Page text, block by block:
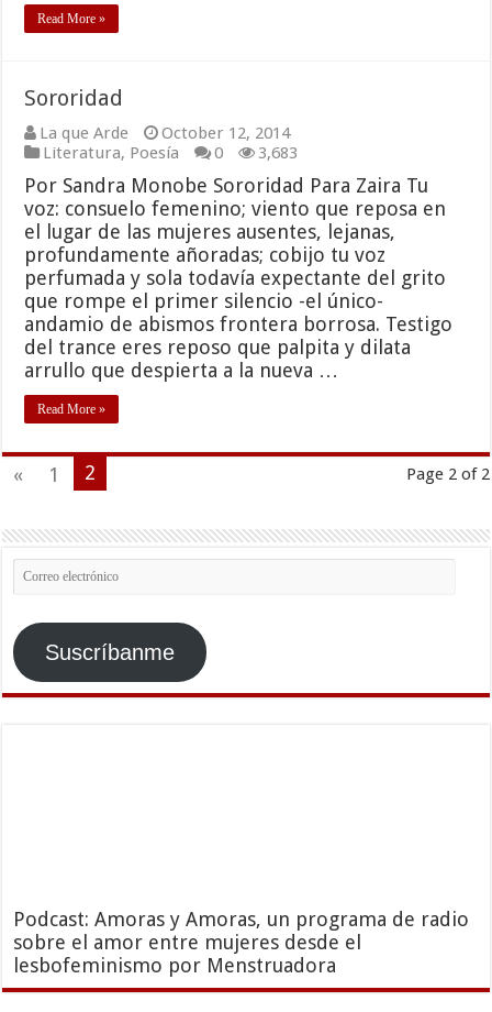
Read More »
Sororidad
La que Arde
October 12, 2014
Literatura, Poesía 0 3,683
Por Sandra Monobe Sororidad Para Zaira Tu
voz: consuelo femenino; viento que reposa en
el lugar de las mujeres ausentes, lejanas,
profundamente añoradas; cobijo tu voz
perfumada y sola todavía expectante del grito
que rompe el primer silencio -el único-
andamio de abismos frontera borrosa. Testigo
del trance eres reposo que palpita y dilata
arrullo que despierta a la nueva …
Read More »
Page 2 of 2
« 1 2
Correo
electrónico
Suscríbanme
Podcast: Amoras y Amoras, un programa de radio
sobre el amor entre mujeres desde el
lesbofeminismo por Menstruadora